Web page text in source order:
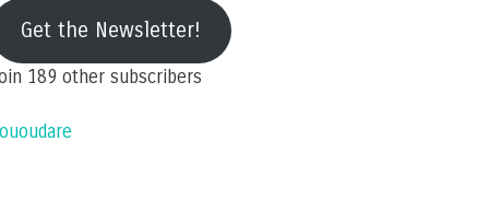
Get the Newsletter!
189 other subscribers